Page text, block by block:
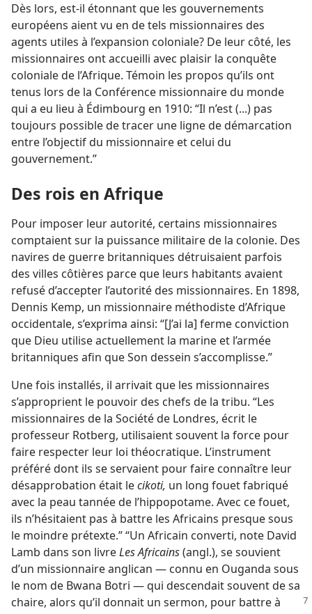
Dès lors, est-​il étonnant que les gouvernements
européens aient vu en de tels missionnaires des
agents utiles à l’expansion coloniale? De leur côté, les
missionnaires ont accueilli avec plaisir la conquête
coloniale de l’Afrique. Témoin les propos qu’ils ont
tenus lors de la Conférence missionnaire du monde
qui a eu lieu à Édimbourg en 1910: “Il n’est (...) pas
toujours possible de tracer une ligne de démarcation
entre l’objectif du missionnaire et celui du
gouvernement.”
Des rois en Afrique
Pour imposer leur autorité, certains missionnaires
comptaient sur la puissance militaire de la colonie. Des
navires de guerre britanniques détruisaient parfois
des villes côtières parce que leurs habitants avaient
refusé d’accepter l’autorité des missionnaires. En 1898,
Dennis Kemp, un missionnaire méthodiste d’Afrique
occidentale, s’exprima ainsi: “[J’ai la] ferme conviction
que Dieu utilise actuellement la marine et l’armée
britanniques afin que Son dessein s’accomplisse.”
Une fois installés, il arrivait que les missionnaires
s’approprient le pouvoir des chefs de la tribu. “Les
missionnaires de la Société de Londres, écrit le
professeur Rotberg, utilisaient souvent la force pour
faire respecter leur loi théocratique. L’instrument
préféré dont ils se servaient pour faire connaître leur
désapprobation était lecikoti, un long fouet fabriqué
avec la peau tannée de l’hippopotame. Avec ce fouet,
ils n’hésitaient pas à battre les Africains presque sous
le moindre prétexte.” “Un Africain converti, note David
Lamb dans son livreLes Africains(angl.), se souvient
d’un missionnaire anglican — connu en Ouganda sous
le nom de Bwana Botri — qui descendait souvent de sa
chaire, alors qu’il donnait un sermon, pour battre à